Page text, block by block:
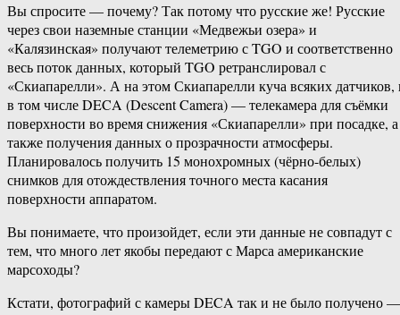
Вы спросите — почему? Так потому что русские же! Русские
через свои наземные станции «Медвежьи озера» и
«Калязинская» получают телеметрию с TGO и соответственно
весь поток данных, который TGO ретранслировал с
«Скиапарелли». А на этом Скиапарелли куча всяких датчиков,
в том числе DECA (Descent Camera) — телекамера для съёмки
поверхности во время снижения «Скиапарелли» при посадке, а
также получения данных о прозрачности атмосферы.
Планировалось получить 15 монохромных (чёрно-белых)
снимков для отождествления точного места касания
поверхности аппаратом.
Вы понимаете, что произойдет, если эти данные не совпадут с
тем, что много лет якобы передают с Марса американские
марсоходы?
Кстати, фотографий с камеры DECA так и не было получено —